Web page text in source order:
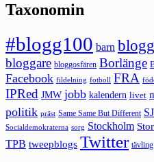
Taxonomin
#blogg100 barn blogg
bloggare bloggosfären Borlänge
Facebook fildelning fotboll FRA
IPRed JMW jobb kalendern livet
politik präst Same Same But Different SJ
Socialdemokraterna sorg Stockholm
TPB tweepblogs Twitter tävling